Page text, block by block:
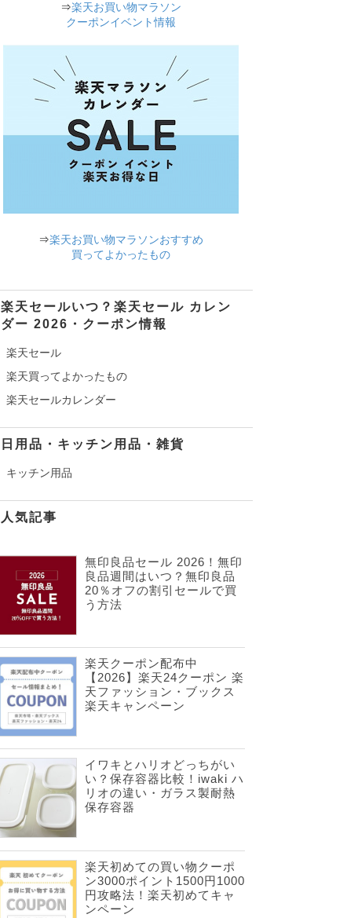
⇒楽天お買い物マラソン
クーポンイベント情報
⇒楽天お買い物マラソンおすすめ
買ってよかったもの
楽天セールいつ？楽天セール カレン
ダー 2026・クーポン情報
楽天セール
楽天買ってよかったもの
楽天セールカレンダー
日用品・キッチン用品・雑貨
キッチン用品
人気記事
無印良品セール 2026！無印
良品週間はいつ？無印良品
20％オフの割引セールで買
う方法
楽天クーポン配布中
【2026】楽天24クーポン 楽
天ファッション・ブックス
楽天キャンペーン
イワキとハリオどっちがい
い？保存容器比較！iwaki ハ
リオの違い・ガラス製耐熱
保存容器
楽天初めての買い物クーポ
ン3000ポイント1500円1000
円攻略法！楽天初めてキャ
ンペーン